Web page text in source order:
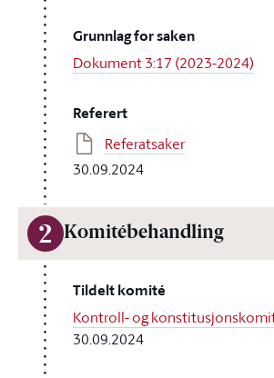
Grunnlag for saken
Dokument 3:17 (2023-2024)
Referert
Referatsaker
30.09.2024
2 Komitébehandling
Tildelt komité
Kontroll- og
30.09.2024